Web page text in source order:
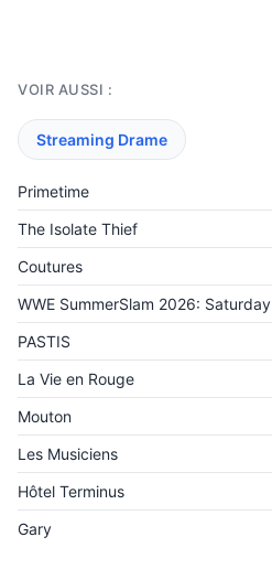
VOIR AUSSI :
Streaming Drame
Primetime
The Isolate Thief
Coutures
WWE SummerSlam 2026: Saturday
PASTIS
La Vie en Rouge
Mouton
Les Musiciens
Hôtel Terminus
Gary